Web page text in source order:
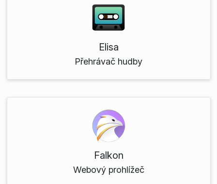
Elisa
Přehrávač hudby
Falkon
Webový prohlížeč